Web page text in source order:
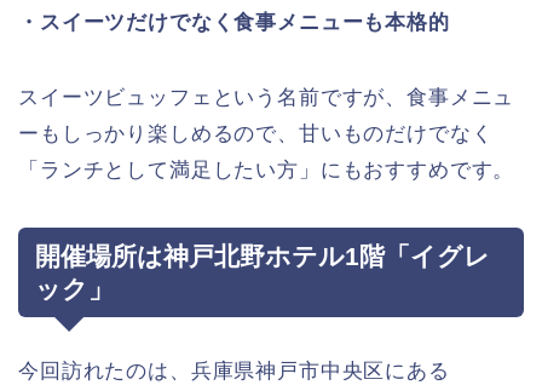
・スイーツだけでなく食事メニューも本格的
スイーツビュッフェという名前ですが、食事メニュ
ーもしっかり楽しめるので、甘いものだけでなく
「ランチとして満足したい方」にもおすすめです。
開催場所は神戸北野ホテル1階「イグレ
ック」
今回訪れたのは、兵庫県神戸市中央区にある